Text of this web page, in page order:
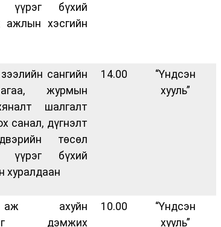
үүрэг бүхий
ажлын хэсгийн
сангийн
журмын
шалгалт
санал, дүгнэлт
төсөл
үүрэг бүхий
хуралдаан
14.00
“Үндсэн
хууль”
ахуйн
дэмжих
10.00
“Үндсэн
хууль”